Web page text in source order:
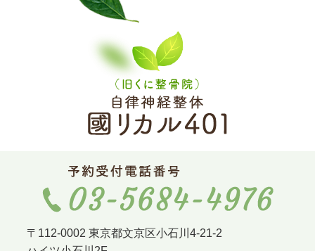
〒112-0002 東京都文京区小石川4-21-2